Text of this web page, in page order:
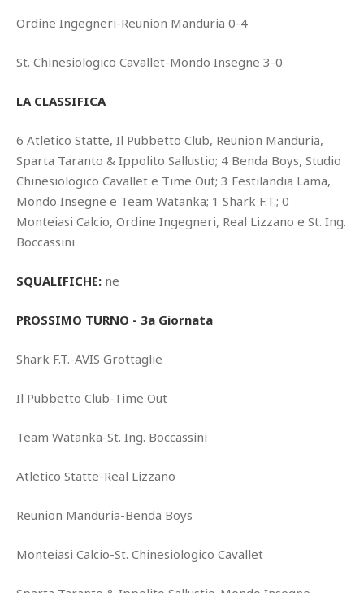
Ordine Ingegneri-Reunion Manduria 0-4
St. Chinesiologico Cavallet-Mondo Insegne 3-0
LA CLASSIFICA
6 Atletico Statte, Il Pubbetto Club, Reunion Manduria,
Sparta Taranto & Ippolito Sallustio; 4 Benda Boys, Studio
Chinesiologico Cavallet e Time Out; 3 Festilandia Lama,
Mondo Insegne e Team Watanka; 1 Shark F.T.; 0
Monteiasi Calcio, Ordine Ingegneri, Real Lizzano e St. Ing.
Boccassini
SQUALIFICHE: ne
PROSSIMO TURNO - 3a Giornata
Shark F.T.-AVIS Grottaglie
Il Pubbetto Club-Time Out
Team Watanka-St. Ing. Boccassini
Atletico Statte-Real Lizzano
Reunion Manduria-Benda Boys
Monteiasi Calcio-St. Chinesiologico Cavallet